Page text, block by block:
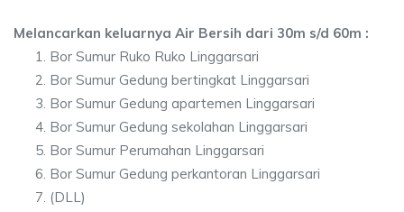
Melancarkan keluarnya Air Bersih dari 30m s/d 60m :
Bor Sumur Ruko Ruko Linggarsari
Bor Sumur Gedung bertingkat Linggarsari
Bor Sumur Gedung apartemen Linggarsari
Bor Sumur Gedung sekolahan Linggarsari
Bor Sumur Perumahan Linggarsari
Bor Sumur Gedung perkantoran Linggarsari
(DLL)